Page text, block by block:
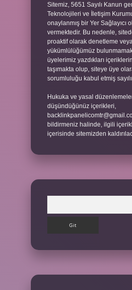
Sitemiz, 5651 Sayılı Kanun
Teknolojileri ve İletişim
onaylanmış bir Yer Sağlayıcı
vermektedir. Bu nedenle,
proaktif olarak denetleme
yükümlülüğümüz
üyelerimiz yazdıkları
taşımakta olup, siteye üye
sorumluluğu kabul etmiş
Hukuka ve yasal
düşündüğünüz içerikleri,
bildirmeniz halinde, ilgili
içerisinde sitemizden